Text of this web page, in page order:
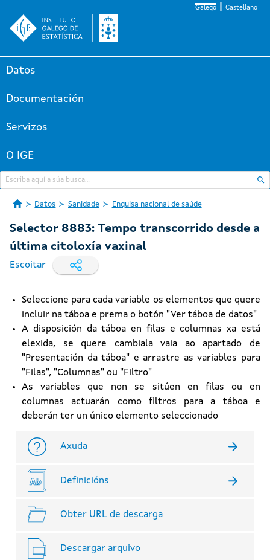
Galego Castellano
Datos
Documentación
Servizos
O IGE
Datos Sanidade Enquisa nacional de saúde
Selector 8883: Tempo transcorrido desde a
última citoloxía vaxinal
Escoitar
Seleccione para cada variable os elementos que quere
incluir na táboa e prema o botón "Ver táboa de datos"
A disposición da táboa en filas e columnas xa está
elexida, se quere cambiala vaia ao apartado de
"Presentación da táboa" e arrastre as variables para
"Filas", "Columnas" ou "Filtro"
As variables que non se sitúen en filas ou en
columnas actuarán como filtros para a táboa e
deberán ter un único elemento seleccionado
Axuda
Definicións
Obter URL de descarga
Descargar arquivo